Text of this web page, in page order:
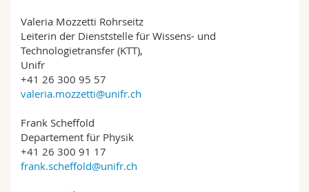
Valeria Mozzetti Rohrseitz
Leiterin der Dienststelle für Wissens- und
Technologietransfer (KTT),
Unifr
+41 26 300 95 57
valeria.mozzetti@unifr.ch
Frank Scheffold
Departement für Physik
+41 26 300 91 17
frank.scheffold@unifr.ch